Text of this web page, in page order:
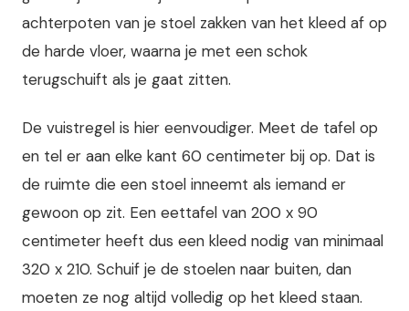
achterpoten van je stoel zakken van het kleed af op
de harde vloer, waarna je met een schok
terugschuift als je gaat zitten.
De vuistregel is hier eenvoudiger. Meet de tafel op
en tel er aan elke kant 60 centimeter bij op. Dat is
de ruimte die een stoel inneemt als iemand er
gewoon op zit. Een eettafel van 200 x 90
centimeter heeft dus een kleed nodig van minimaal
320 x 210. Schuif je de stoelen naar buiten, dan
moeten ze nog altijd volledig op het kleed staan.